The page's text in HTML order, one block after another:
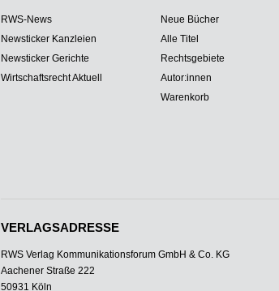
RWS-News
Newsticker Kanzleien
Newsticker Gerichte
Wirtschaftsrecht Aktuell
Neue Bücher
Alle Titel
Rechtsgebiete
Autor:innen
Warenkorb
VERLAGSADRESSE
RWS Verlag Kommunikationsforum GmbH & Co. KG
Aachener Straße 222
50931 Köln